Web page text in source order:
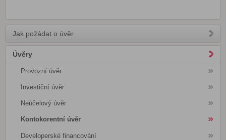
Jak požádat o úvěr
Úvěry
Provozní úvěr
Investiční úvěr
Neúčelový úvěr
Kontokorentní úvěr
Developerské financování